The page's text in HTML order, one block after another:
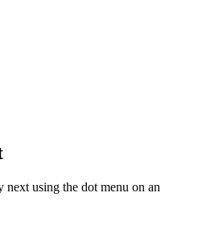
next using the dot menu on an